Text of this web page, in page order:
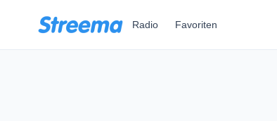
Radio Favoriten